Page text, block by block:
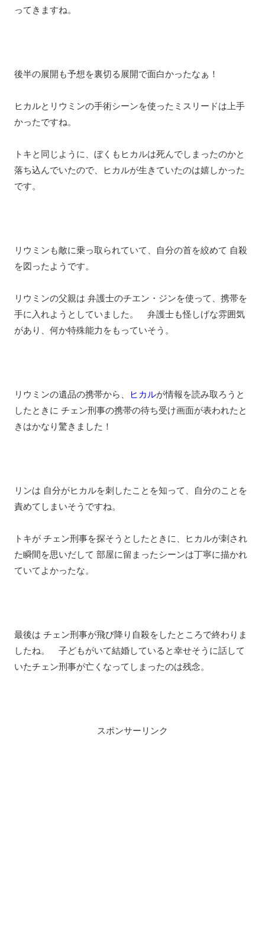
ってきますね。
後半の展開も予想を裏切る展開で面白かったなぁ！
ヒカルとリウミンの手術シーンを使ったミスリードは上手
かったですね。
トキと同じように、ぼくもヒカルは死んでしまったのかと
落ち込んでいたので、ヒカルが生きていたのは嬉しかった
です。
リウミンも敵に乗っ取られていて、自分の首を絞めて 自殺
を図ったようです。
リウミンの父親は 弁護士のチエン・ジンを使って、携帯を
手に入れようとしていました。 弁護士も怪しげな雰囲気
があり、何か特殊能力をもっていそう。
リウミンの遺品の携帯から、 ヒカルが情報を読み取ろうと
したときに チェン刑事の携帯の待ち受け画面が表われたと
きはかなり驚きました！
リンは 自分がヒカルを刺したことを知って、自分のことを
責めてしまいそうですね。
トキが チェン刑事を探そうとしたときに、ヒカルが刺され
た瞬間を思いだして 部屋に留まったシーンは丁寧に描かれ
ていてよかったな。
最後は チェン刑事が飛び降り自殺をしたところで終わりま
したね。 子どもがいて結婚していると幸せそうに話して
いたチェン刑事が亡くなってしまったのは残念。
スポンサーリンク